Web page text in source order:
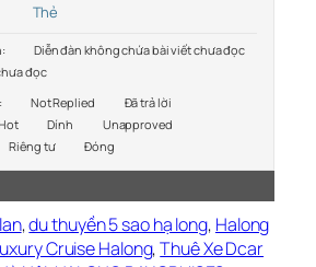
Thẻ
Diễn đàn không chứa bài viết chưa đọc
đọc
Not Replied
Đã trả lời
Dính
Unapproved
Riêng tư Đóng
,du thuyền 5 sao hạ long, Halong
Cruise Halong,Thuê Xe Dcar